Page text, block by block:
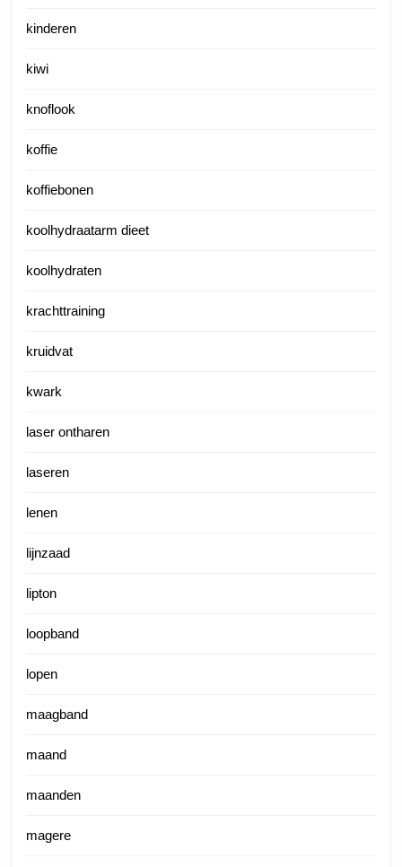
kinderen
kiwi
knoflook
koffie
koffiebonen
koolhydraatarm dieet
koolhydraten
krachttraining
kruidvat
kwark
laser ontharen
laseren
lenen
lijnzaad
lipton
loopband
lopen
maagband
maand
maanden
magere